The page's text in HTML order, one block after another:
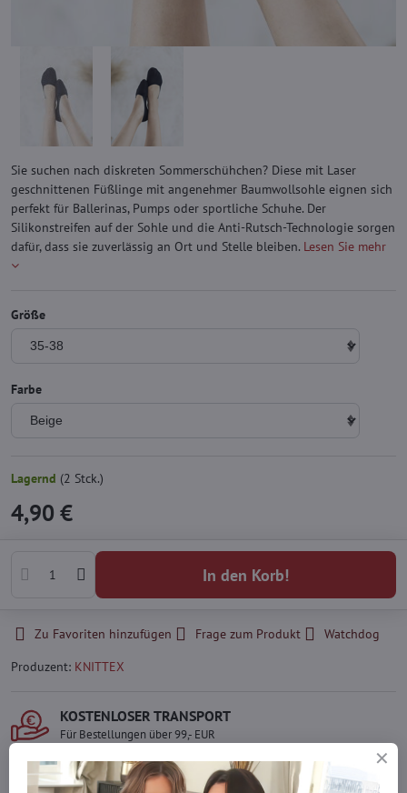
Sie suchen nach diskreten Sommerschühchen? Diese mit Laser
geschnittenen Füßlinge mit angenehmer Baumwollsohle eignen sich
perfekt für Ballerinas, Pumps oder sportliche Schuhe. Der
Silikonstreifen auf der Sohle und die Anti-Rutsch-Technologie sorgen
dafür, dass sie zuverlässig an Ort und Stelle bleiben. Lesen Sie mehr
Größe
Farbe
Lagernd (2 Stck.)
4,90 €
In den Korb!
Zu Favoriten hinzufügen Frage zum Produkt
Watchdog
Produzent: KNITTEX
KOSTENLOSER TRANSPORT
Für Bestellungen über 99,- EUR
LIEFERUNG PER KURIER
Schnell und direkt nach Hause.